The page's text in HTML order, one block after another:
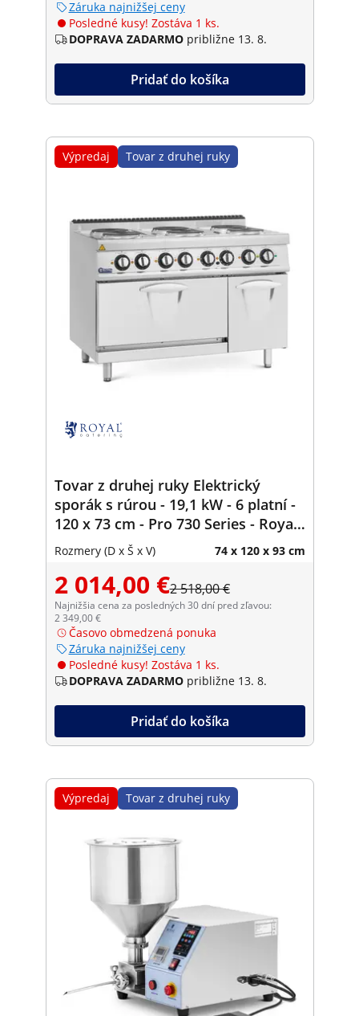
Záruka najnižšej ceny
Posledné kusy! Zostáva 1 ks.
DOPRAVA ZADARMO približne 13. 8.
Pridať do košíka
Výpredaj Tovar z druhej ruky
Tovar z druhej ruky Elektrický
sporák s rúrou - 19,1 kW - 6 platní -
120 x 73 cm - Pro 730 Series - Royal
Catering
Rozmery (D x Š x V) 74 x 120 x 93 cm
2 014,00 €2 518,00 €
Najnižšia cena za posledných 30 dní pred zľavou:
2 349,00 €
Časovo obmedzená ponuka
Záruka najnižšej ceny
Posledné kusy! Zostáva 1 ks.
DOPRAVA ZADARMO približne 13. 8.
Pridať do košíka
Výpredaj Tovar z druhej ruky